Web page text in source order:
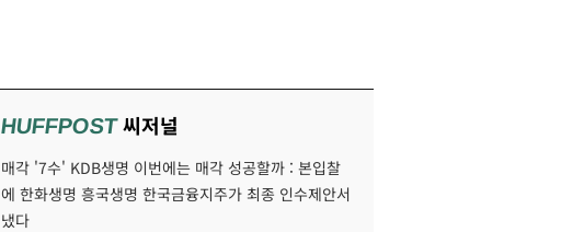
HUFFPOST씨저널
매각 '7수' KDB생명 이번에는 매각 성공할까 : 본입찰
에 한화생명 흥국생명 한국금융지주가 최종 인수제안서
냈다